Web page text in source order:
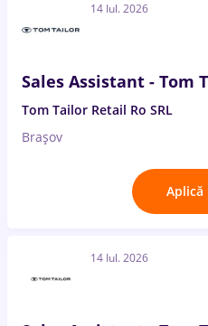
14 Iul. 2026
Sales Assistant - Tom
Tom Tailor Retail Ro SRL
Brașov
Aplică
14 Iul. 2026